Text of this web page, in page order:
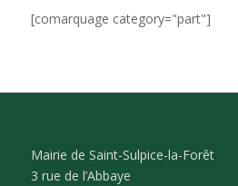
[comarquage category="part"]
Mairie de Saint-Sulpice-la-Forêt
3 rue de l’Abbaye